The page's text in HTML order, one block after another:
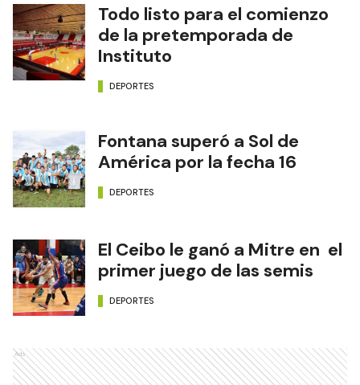
Todo listo para el comienzo
de la pretemporada de
Instituto
DEPORTES
Fontana superó a Sol de
América por la fecha 16
DEPORTES
El Ceibo le ganó a Mitre en el
primer juego de las semis
DEPORTES
Ads